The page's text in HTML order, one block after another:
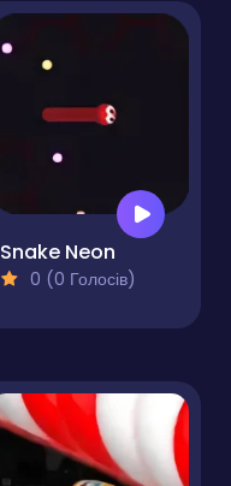
Snake Neon
0 (0 Голосів)